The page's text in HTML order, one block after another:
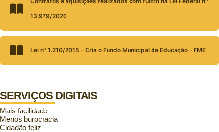
13.979/2020
Lei nº 1.210/2015 - Cria o Fundo Municipal de Educação - FME
SERVIÇOS DIGITAIS
Mais facilidade
Menos burocracia
Cidadão feliz